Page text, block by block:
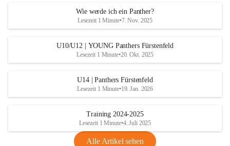
Wie werde ich ein Panther?
Lesezeit 1 Minute•7. Nov. 2025
U10/U12 | YOUNG Panthers Fürstenfeld
Lesezeit 1 Minute•20. Okt. 2025
U14 | Panthers Fürstenfeld
Lesezeit 1 Minute•19. Jan. 2026
Training 2024-2025
Lesezeit 1 Minute•4. Juli 2025
Alle Artikel sehen